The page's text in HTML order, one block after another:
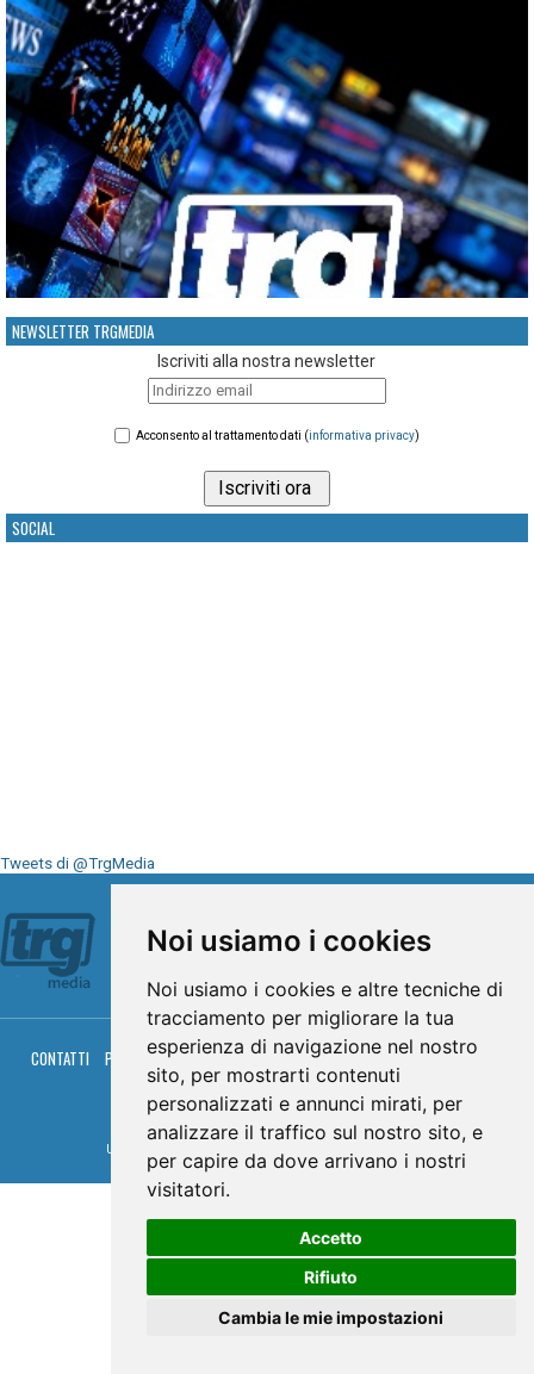
Noi usiamo i cookies
Noi usiamo i cookies e altre tecniche di
tracciamento per migliorare la tua
esperienza di navigazione nel nostro
sito, per mostrarti contenuti
personalizzati e annunci mirati, per
analizzare il traffico sul nostro sito, e
per capire da dove arrivano i nostri
visitatori.
Accetto
Rifiuto
Cambia le mie impostazioni
NEWSLETTER TRGMEDIA
Iscriviti alla nostra newsletter
Acconsento al trattamento dati (informativa privacy)
SOCIAL
Tweets di @TrgMedia
CONTATTI PRIVACY COOKIES PALINSESTO DIRETTA TV
DIRETTA RADIO
RGM HITRADIO
© TRG Media 2005-2026
Umbria Televisioni s.r.l. - P.I.00496230541 -